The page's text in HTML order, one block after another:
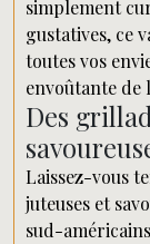
simplement
gustatives, ce
toutes vos
envoûtante de
Des
Laissez-vous
juteuses et
sud-